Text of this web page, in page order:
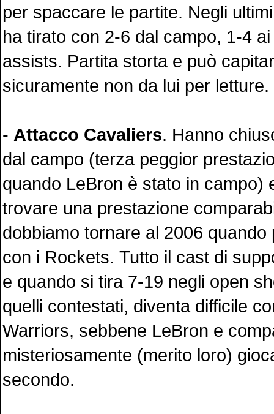
per spaccare le partite. Negli
ha tirato con 2-6 dal campo, 1-4
assists. Partita storta e può
sicuramente non da lui per letture.
- Attacco Cavaliers. Hanno
dal campo (terza peggior
quando LeBron è stato in campo)
trovare una prestazione
dobbiamo tornare al 2006 quando
con i Rockets. Tutto il cast di
e quando si tira 7-19 negli open
quelli contestati, diventa difficile
Warriors, sebbene LeBron e
misteriosamente (merito loro)
secondo.